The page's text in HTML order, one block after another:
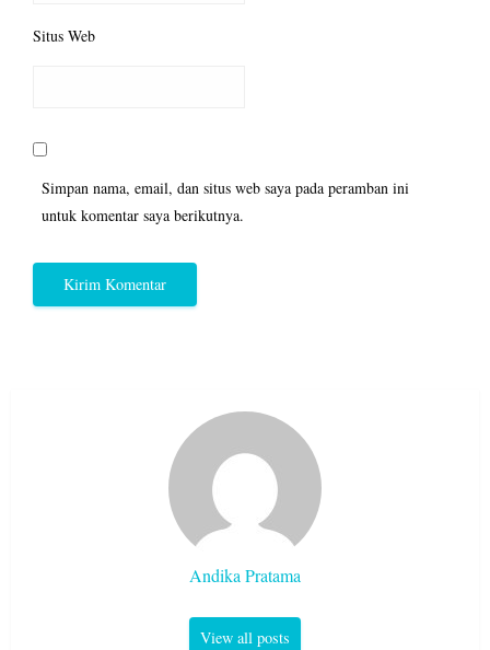
Situs Web
Simpan nama, email, dan situs web saya pada peramban ini
untuk komentar saya berikutnya.
Andika Pratama
View all posts